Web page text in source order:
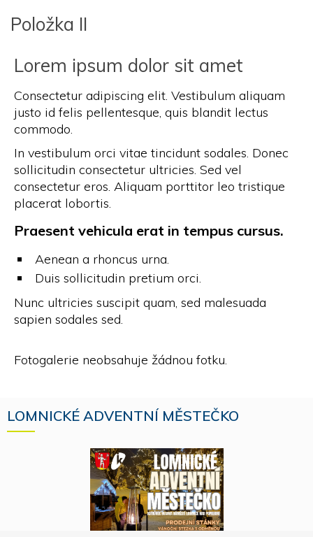
Položka II
Lorem ipsum dolor sit amet
Consectetur adipiscing elit. Vestibulum aliquam
justo id felis pellentesque, quis blandit lectus
commodo.
In vestibulum orci vitae tincidunt sodales. Donec
sollicitudin consectetur ultricies. Sed vel
consectetur eros. Aliquam porttitor leo tristique
placerat lobortis.
Praesent vehicula erat in tempus cursus.
Aenean a rhoncus urna.
Duis sollicitudin pretium orci.
Nunc ultricies suscipit quam, sed malesuada
sapien sodales sed.
Fotogalerie neobsahuje žádnou fotku.
LOMNICKÉ ADVENTNÍ MĚSTEČKO